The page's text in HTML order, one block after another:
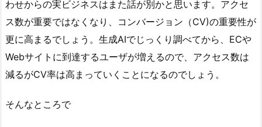
わせからの実ビジネスはまた話が別かと思います。アクセ
ス数が重要ではなくなり、コンバージョン（CV)の重要性が
更に高まるでしょう。生成AIでじっくり調べてから、ECや
Webサイトに到達するユーザが増えるので、アクセス数は
減るがCV率は高まっていくことになるのでしょう。
そんなところで